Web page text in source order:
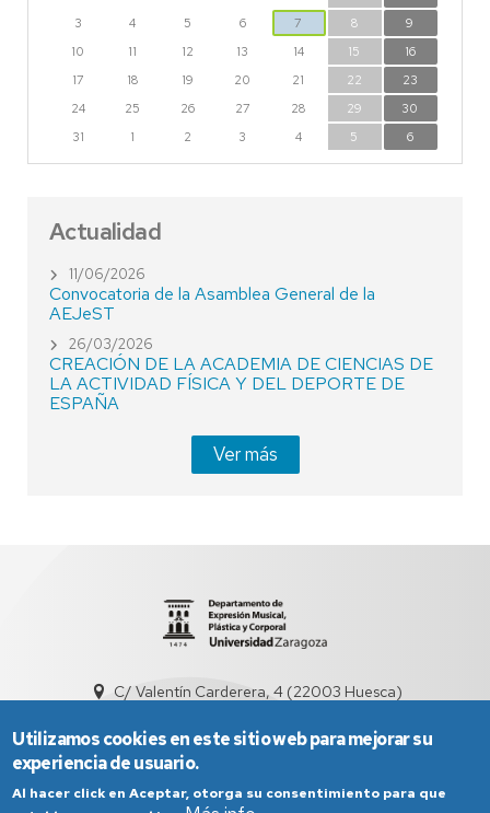
3
4 5 6 7 8
9
10
11 12 13 14 15
16
17
18 19 20 21 22
23
24
25 26 27 28 29
30
31
1 2 3 4 5 6
Actualidad
11/06/2026
Convocatoria de la Asamblea General de la
AEJeST
26/03/2026
CREACIÓN DE LA ACADEMIA DE CIENCIAS DE
LA ACTIVIDAD FÍSICA Y DEL DEPORTE DE
ESPAÑA
Ver más
C/ Valentín Carderera, 4 (22003 Huesca)
Utilizamos cookies en este sitio web para mejorar su
experiencia de usuario.
Al hacer click en Aceptar, otorga su consentimiento para que